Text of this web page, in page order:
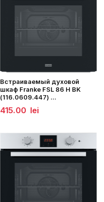
Встраиваемый духовой
шкаф Franke FSL 86 H BK
(116.0609.447) ...
415.00 lei